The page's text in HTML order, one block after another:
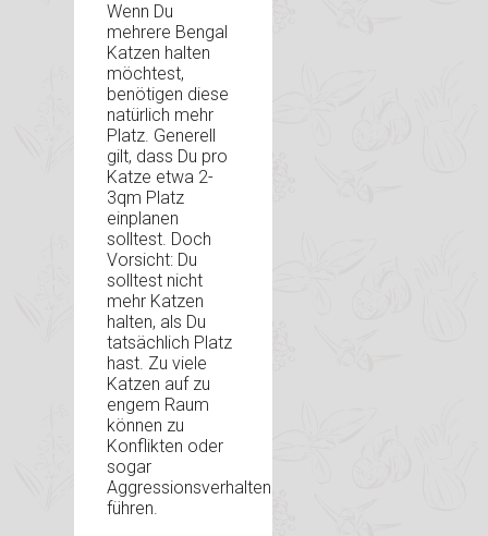
Wenn Du
mehrere Bengal
Katzen halten
möchtest,
benötigen diese
natürlich mehr
Platz. Generell
gilt, dass Du pro
Katze etwa 2-
3qm Platz
einplanen
solltest. Doch
Vorsicht: Du
solltest nicht
mehr Katzen
halten, als Du
tatsächlich Platz
hast. Zu viele
Katzen auf zu
engem Raum
können zu
Konflikten oder
sogar
Aggressionsverhalten
führen.